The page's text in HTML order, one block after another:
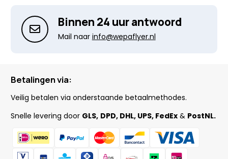
Binnen 24 uur antwoord
Mail naar info@wepaflyer.nl
Betalingen via:
Veilig betalen via onderstaande betaalmethodes.
Snelle levering door GLS, DPD, DHL, UPS, FedEx & PostNL.